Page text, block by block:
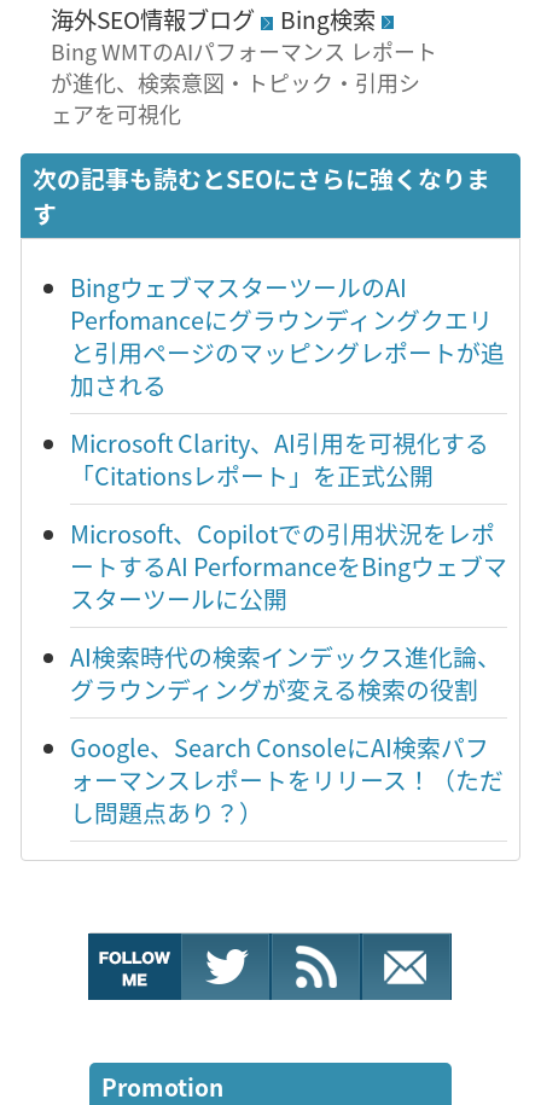
海外SEO情報ブログ Bing検索
Bing WMTのAIパフォーマンス レポート
が進化、検索意図・トピック・引用シ
ェアを可視化
次の記事も読むとSEOにさらに強くなりま
す
BingウェブマスターツールのAI
Perfomanceにグラウンディングクエリ
と引用ページのマッピングレポートが追
加される
Microsoft Clarity、AI引用を可視化する
「Citationsレポート」を正式公開
Microsoft、Copilotでの引用状況をレポ
ートするAI PerformanceをBingウェブマ
スターツールに公開
AI検索時代の検索インデックス進化論、
グラウンディングが変える検索の役割
Google、Search ConsoleにAI検索パフ
ォーマンスレポートをリリース！（ただ
し問題点あり？）
Promotion